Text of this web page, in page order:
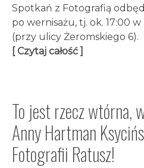
Spotkań z Fotografią
po wernisażu, tj. ok. 17:00
(przy ulicy Żeromskiego 6).
[ Czytaj całość ]
To jest rzecz wtórna,
Anny Hartman
Fotografii Ratusz!